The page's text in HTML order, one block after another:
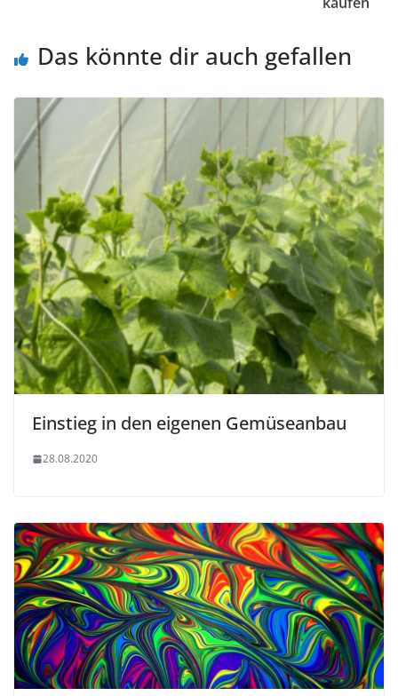
Das könnte dir auch gefallen
Einstieg in den eigenen Gemüseanbau
28.08.2020